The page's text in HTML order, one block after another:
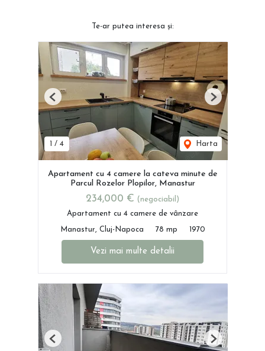
Te-ar putea interesa și:
/ 4 Harta
Previous Next
Apartament cu 4 camere la cateva minute de
Parcul Rozelor Plopilor, Manastur
234,000 € (negociabil)
Apartament cu 4 camere de vânzare
Manastur, Cluj-Napoca 78 mp 1970
Vezi mai multe detalii
Previous Next